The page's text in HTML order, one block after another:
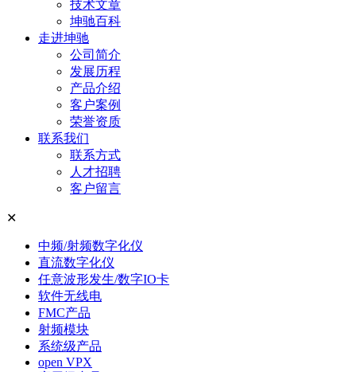
技术文章
坤驰百科
走进坤驰
公司简介
发展历程
产品介绍
客户案例
荣誉资质
联系我们
联系方式
人才招聘
客户留言
✕
中频/射频数字化仪
直流数字化仪
任意波形发生/数字IO卡
软件无线电
FMC产品
射频模块
系统级产品
open VPX